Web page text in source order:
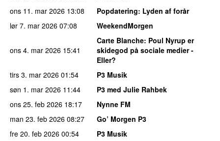
ons 11. mar 2026 13:08 Popdatering: Lyden af forår
lør 7. mar 2026 07:08 WeekendMorgen
ons 4. mar 2026 15:41
Carte Blanche: Poul Nyrup er
skidegod på sociale medier -
Eller?
tirs 3. mar 2026 01:54
P3 Musik
søn 1. mar 2026 11:44
P3 med Julie Rahbek
ons 25. feb 2026 18:17
Nynne FM
man 23. feb 2026 08:27
Go’ Morgen P3
fre 20. feb 2026 00:54
P3 Musik